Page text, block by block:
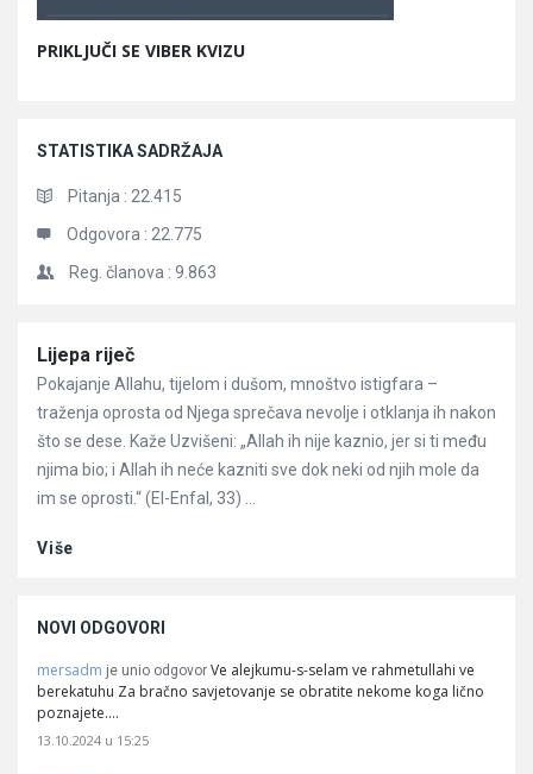
PRIKLJUČI SE VIBER KVIZU
STATISTIKA SADRŽAJA
Pitanja : 22.415
Odgovora : 22.775
Reg. članova : 9.863
Članci
Lijepa riječ
Pokajanje Allahu, tijelom i dušom, mnoštvo istigfara –
traženja oprosta od Njega sprečava nevolje i otklanja ih nakon
što se dese. Kaže Uzvišeni: „Allah ih nije kaznio, jer si ti među
njima bio; i Allah ih neće kazniti sve dok neki od njih mole da
im se oprosti.“ (El-Enfal, 33) ...
Više
NOVI ODGOVORI
mersadm je unio odgovor Ve alejkumu-s-selam ve rahmetullahi ve
berekatuhu Za bračno savjetovanje se obratite nekome koga lično
poznajete.…
13.10.2024 u 15:25